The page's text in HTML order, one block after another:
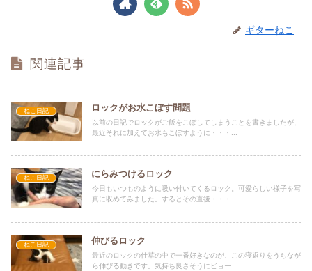
ギターねこ
関連記事
ねこ日記 ロックがお水こぼす問題
以前の日記でロックがご飯をこぼしてしまうことを書きましたが、
最近それに加えてお水もこぼすように・・・...
ねこ日記 にらみつけるロック
今日もいつものように吸い付いてくるロック。可愛らしい様子を写
真に収めてみました。するとその直後・・・...
ねこ日記 伸びるロック
最近のロックの仕草の中で一番好きなのが、この寝返りをうちなが
ら伸びる動きです。気持ち良さそうにビョー...